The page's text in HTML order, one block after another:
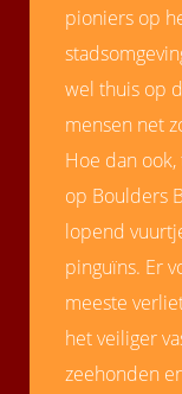
pioniers op
wel thuis op
mensen net
Hoe dan
op Boulders
lopend
pinguïns. Er
meeste
het veiliger
zeehonden